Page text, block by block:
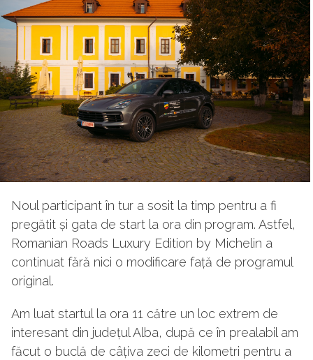
Noul participant în tur a sosit la timp pentru a fi
pregătit și gata de start la ora din program. Astfel,
Romanian Roads Luxury Edition by Michelin a
continuat fără nici o modificare față de programul
original.
Am luat startul la ora 11 către un loc extrem de
interesant din județul Alba, după ce în prealabil am
făcut o buclă de câțiva zeci de kilometri pentru a